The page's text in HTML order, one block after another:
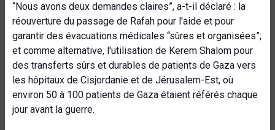
“Nous avons deux demandes claires”, a-t-il déclaré : la
réouverture du passage de Rafah pour l'aide et pour
garantir des évacuations médicales “sûres et organisées”;
et comme alternative, l'utilisation de Kerem Shalom pour
des transferts sûrs et durables de patients de Gaza vers
les hôpitaux de Cisjordanie et de Jérusalem-Est, où
environ 50 à 100 patients de Gaza étaient référés chaque
jour avant la guerre.